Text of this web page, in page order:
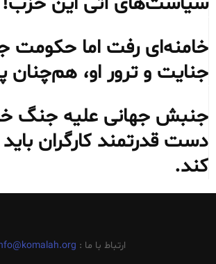
خامنه‌ای رفت اما حکومت
جنایت و ترور او، هم‌چنان
جنبش جهانی علیه جنگ
دست قدرتمند کارگران
کند.
ارتباط با ما :